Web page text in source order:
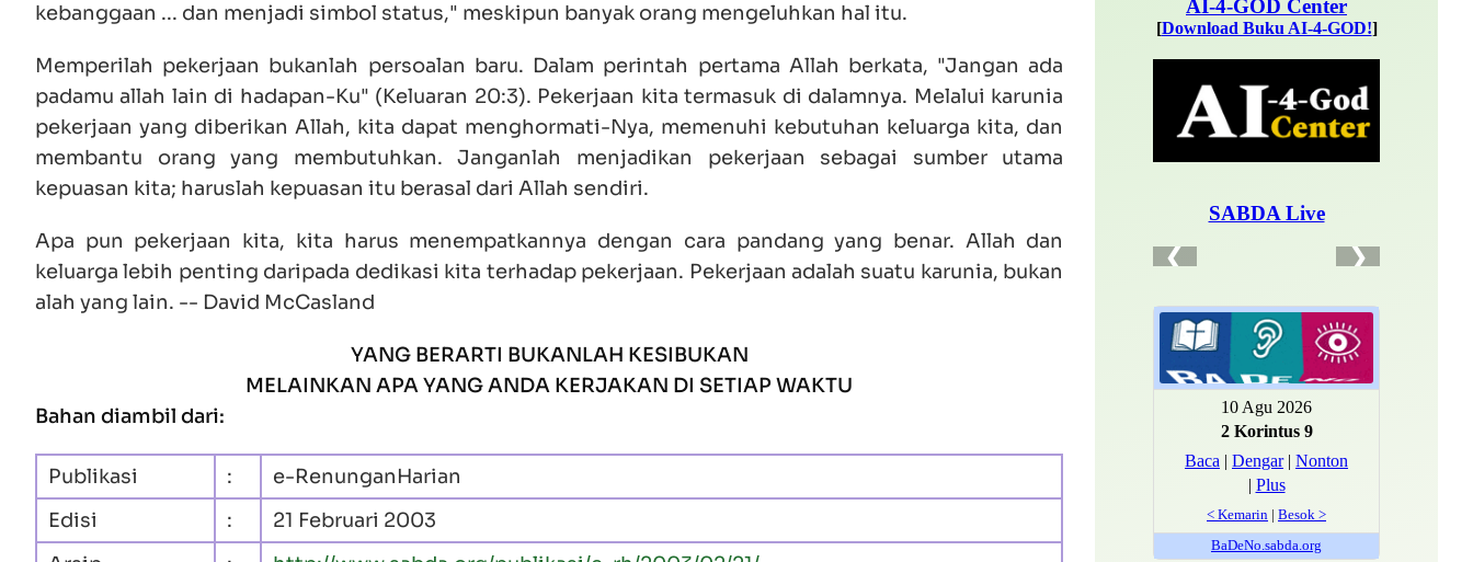
kebanggaan ... dan menjadi simbol status," meskipun banyak orang mengeluhkan hal itu.
Memperilah pekerjaan bukanlah persoalan baru. Dalam perintah pertama Allah berkata, "Jangan ada
padamu allah lain di hadapan-Ku" (Keluaran 20:3). Pekerjaan kita termasuk di dalamnya. Melalui karunia
pekerjaan yang diberikan Allah, kita dapat menghormati-Nya, memenuhi kebutuhan keluarga kita, dan
membantu orang yang membutuhkan. Janganlah menjadikan pekerjaan sebagai sumber utama
kepuasan kita; haruslah kepuasan itu berasal dari Allah sendiri.
Apa pun pekerjaan kita, kita harus menempatkannya dengan cara pandang yang benar. Allah dan
keluarga lebih penting daripada dedikasi kita terhadap pekerjaan. Pekerjaan adalah suatu karunia, bukan
alah yang lain. -- David McCasland
YANG BERARTI BUKANLAH KESIBUKAN
MELAINKAN APA YANG ANDA KERJAKAN DI SETIAP WAKTU
Bahan diambil dari:
Publikasi :
e-RenunganHarian
Edisi
:
21 Februari 2003